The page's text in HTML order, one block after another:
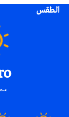
الطقس